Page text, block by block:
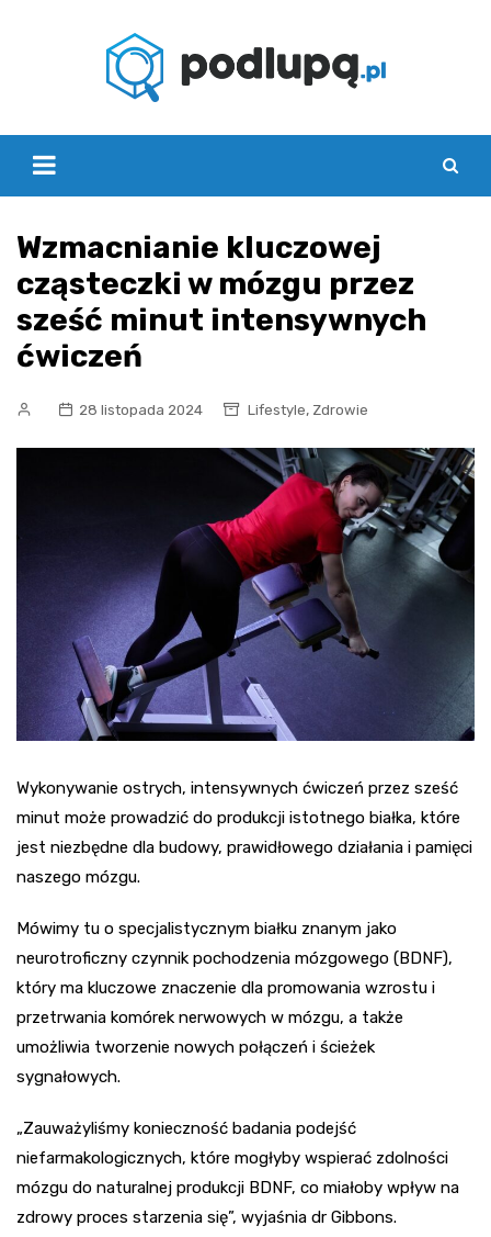
Wzmacnianie kluczowej
cząsteczki w mózgu przez
sześć minut intensywnych
ćwiczeń
28 listopada 2024 Lifestyle, Zdrowie
Wykonywanie ostrych, intensywnych ćwiczeń przez sześć
minut może prowadzić do produkcji istotnego białka, które
jest niezbędne dla budowy, prawidłowego działania i pamięci
naszego mózgu.
Mówimy tu o specjalistycznym białku znanym jako
neurotroficzny czynnik pochodzenia mózgowego (BDNF),
który ma kluczowe znaczenie dla promowania wzrostu i
przetrwania komórek nerwowych w mózgu, a także
umożliwia tworzenie nowych połączeń i ścieżek
sygnałowych.
„Zauważyliśmy konieczność badania podejść
niefarmakologicznych, które mogłyby wspierać zdolności
mózgu do naturalnej produkcji BDNF, co miałoby wpływ na
zdrowy proces starzenia się”, wyjaśnia dr Gibbons.